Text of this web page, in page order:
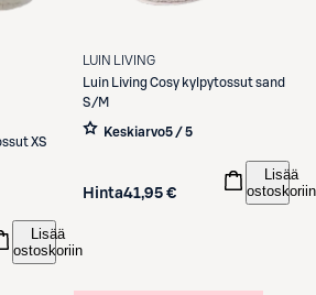
XS
Lisää
ostoskoriin
LUIN LIVING
Luin Living Cosy kylpytossut sand
S/M
Keskiarvo5 / 5
Hinta41,95 €
Lisää
ostoskoriin